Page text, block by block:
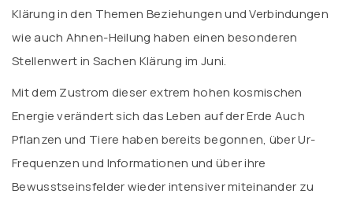
Klärung in den Themen Beziehungen und Verbindungen
wie auch Ahnen-Heilung haben einen besonderen
Stellenwert in Sachen Klärung im Juni.
Mit dem Zustrom dieser extrem hohen kosmischen
Energie verändert sich das Leben auf der Erde Auch
Pflanzen und Tiere haben bereits begonnen, über Ur-
Frequenzen und Informationen und über ihre
Bewusstseinsfelder wieder intensiver miteinander zu